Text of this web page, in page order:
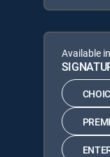
Available